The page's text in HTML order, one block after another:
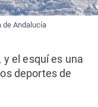
de Andalucía
y el esquí es una
deportes de